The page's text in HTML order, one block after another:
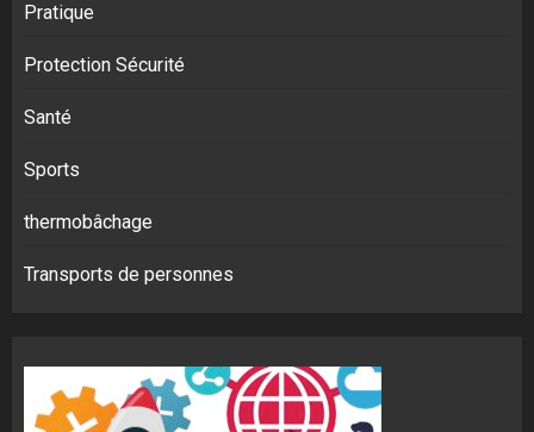
Pratique
Protection Sécurité
Santé
Sports
thermobâchage
Transports de personnes